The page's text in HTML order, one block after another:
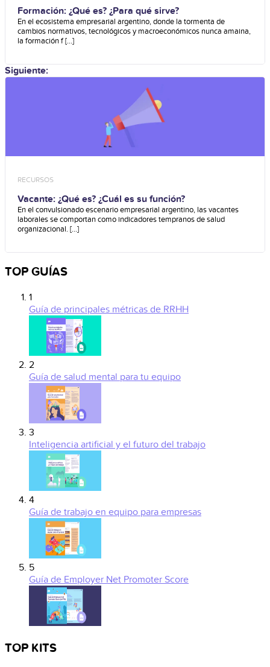
Formación: ¿Qué es? ¿Para qué sirve?
En el ecosistema empresarial argentino, donde la tormenta de
cambios normativos, tecnológicos y macroeconómicos nunca amaina,
la formación f [...]
Siguiente:
RECURSOS
Vacante: ¿Qué es? ¿Cuál es su función?
En el convulsionado escenario empresarial argentino, las vacantes
laborales se comportan como indicadores tempranos de salud
organizacional. [...]
TOP GUÍAS
1
Guía de principales métricas de RRHH
2
Guía de salud mental para tu equipo
3
Inteligencia artificial y el futuro del trabajo
4
Guía de trabajo en equipo para empresas
5
Guía de Employer Net Promoter Score
TOP KITS